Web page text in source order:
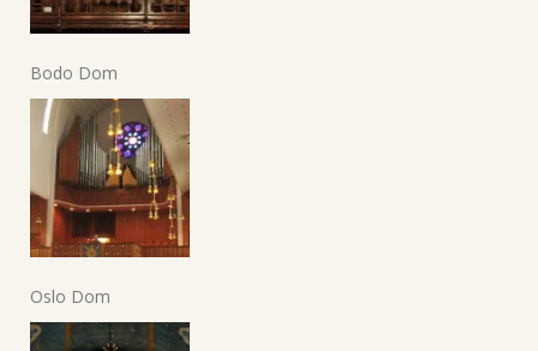
Bodo Dom
Oslo Dom